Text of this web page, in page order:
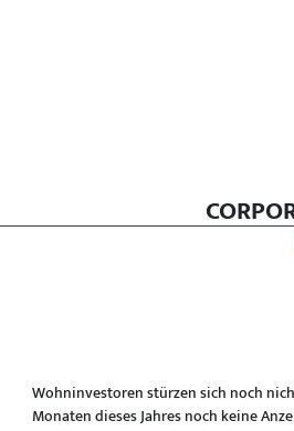
Wohninvestoren stürzen sich noch
Monaten dieses Jahres noch keine